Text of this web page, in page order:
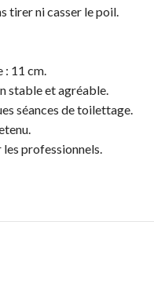
tirer ni casser le poil.
: 11 cm.
stable et agréable.
séances de toilettage.
professionnels.